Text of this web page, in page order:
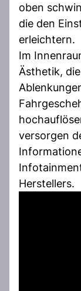
oben
die den
erleichtern.
Im
Ästhetik,
versorgen
Herstellers.